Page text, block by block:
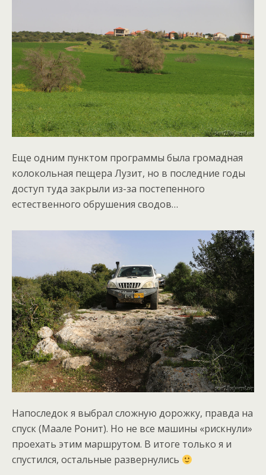
Еще одним пунктом программы была громадная
колокольная пещера Лузит, но в последние годы
доступ туда закрыли из-за постепенного
естественного обрушения сводов…
Напоследок я выбрал сложную дорожку, правда на
спуск (Маале Ронит). Но не все машины «рискнули»
проехать этим маршрутом. В итоге только я и
спустился, остальные развернулись